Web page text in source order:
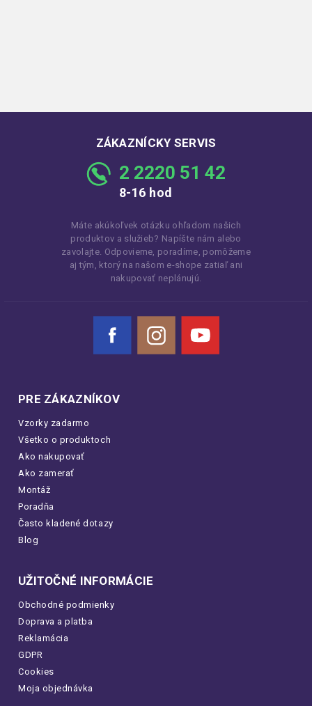
ZÁKAZNÍCKY SERVIS
2 2220 51 42
8-16 hod
Máte akúkoľvek otázku ohľadom našich
produktov a služieb? Napíšte nám alebo
zavolajte. Odpovieme, poradíme, pomôžeme
aj tým, ktorý na našom e-shope zatiaľ ani
nakupovať neplánujú.
Facebook Instagram YouTube
PRE ZÁKAZNÍKOV
Vzorky zadarmo
Všetko o produktoch
Ako nakupovať
Ako zamerať
Montáž
Poradňa
Často kladené dotazy
Blog
UŽITOČNÉ INFORMÁCIE
Obchodné podmienky
Doprava a platba
Reklamácia
GDPR
Cookies
Moja objednávka